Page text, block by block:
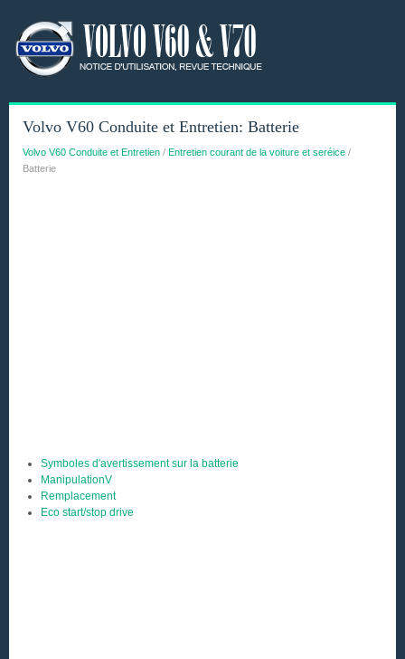
Volvo V60 Conduite et Entretien: Batterie
Volvo V60 Conduite et Entretien / Entretien courant de la voiture et seréice /
Batterie
Symboles d'avertissement sur la batterie
ManipulationV
Remplacement
Eco start/stop drive